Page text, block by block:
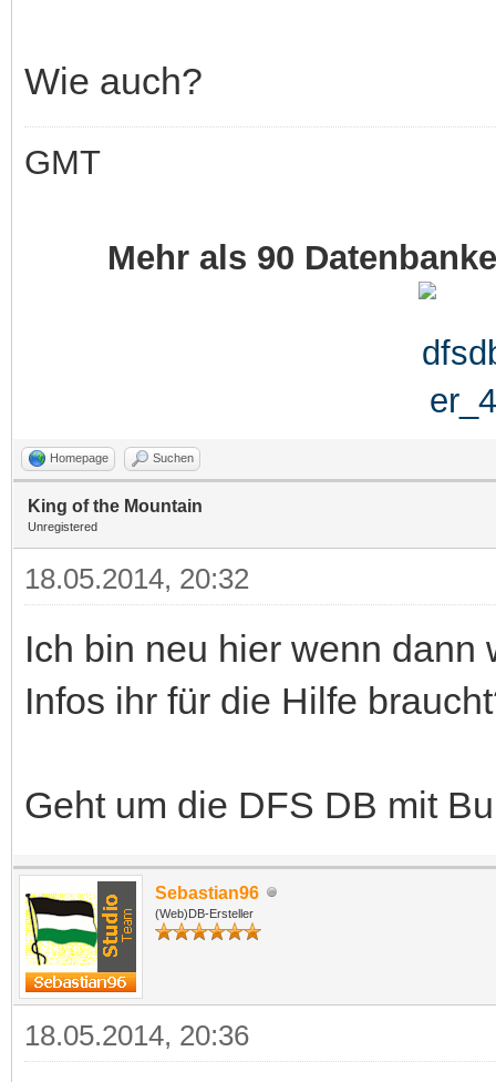
Wie auch?
GMT
Mehr als 90
Homepage Suchen
King of the Mountain
Unregistered
18.05.2014, 20:32
Ich bin neu hier wenn dann
Infos ihr für die Hilfe
Geht um die DFS DB mit
Sebastian96
(Web)DB-Ersteller
18.05.2014, 20:36